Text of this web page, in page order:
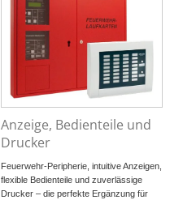
Anzeige, Bedienteile und
Drucker
Feuerwehr-Peripherie, intuitive Anzeigen,
flexible Bedienteile und zuverlässige
Drucker – die perfekte Ergänzung für